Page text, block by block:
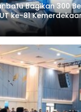
Bagikan 300
ke-81